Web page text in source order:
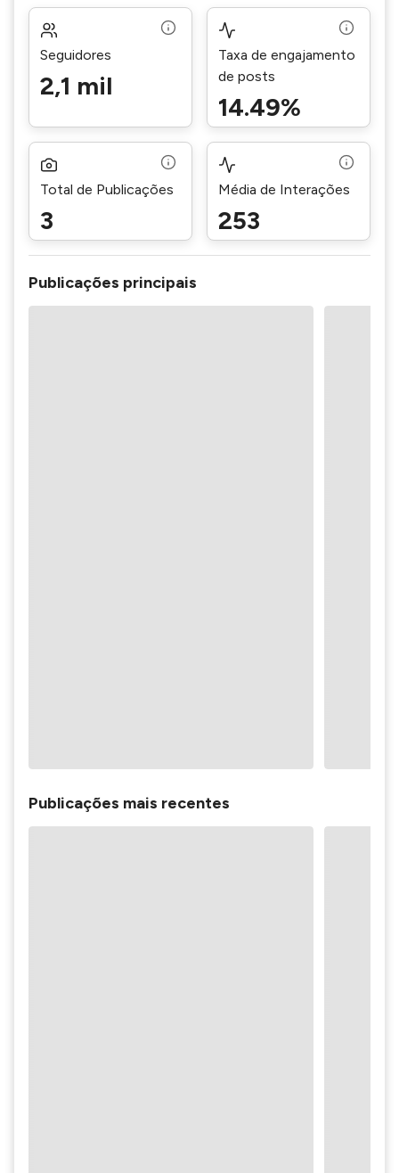
Seguidores
2,1 mil
Taxa de engajamento
de posts
14.49%
Total de Publicações
3
Média de Interações
253
Publicações principais
Publicações mais recentes